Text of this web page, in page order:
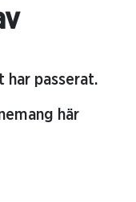
har passerat.
här